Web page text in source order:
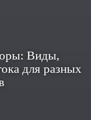
Виды,
для разных